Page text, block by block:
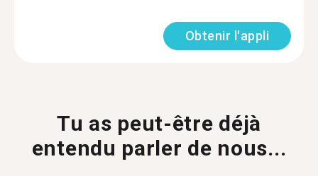
Obtenir l'appli
Tu as peut-être déjà
entendu parler de nous...